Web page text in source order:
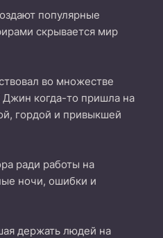
популярные
скрывается мир
во множестве
Джин когда-то пришла на
гордой и привыкшей
ради работы на
ночи, ошибки и
держать людей на